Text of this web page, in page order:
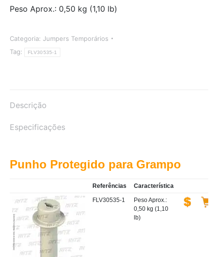
Peso Aprox.: 0,50 kg (1,10 lb)
Categoria: Jumpers Temporários
Tag:
FLV30535-1
Descrição
Especificações
Punho Protegido para Grampo
Referências Característica
FLV30535-1
Peso Aprox.:
0,50 kg (1,10
lb)